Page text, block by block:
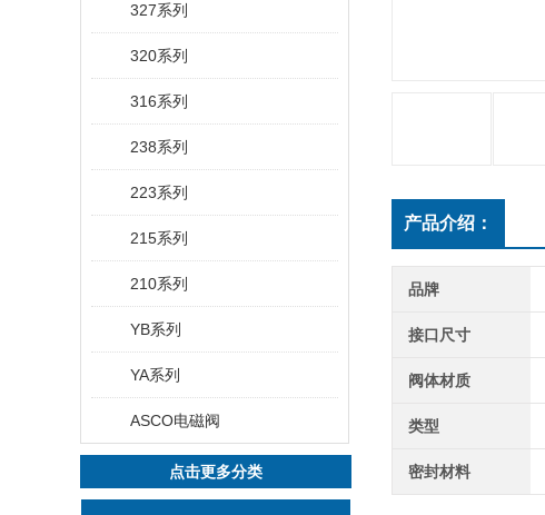
327系列
320系列
316系列
238系列
223系列
215系列
210系列
YB系列
YA系列
ASCO电磁阀
点击更多分类
产品介绍：
品牌
接口尺寸
阀体材质
类型
密封材料